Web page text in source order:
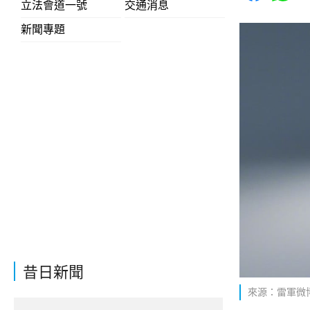
立法會道一號
交通消息
新聞專題
昔日新聞
來源：雷軍微